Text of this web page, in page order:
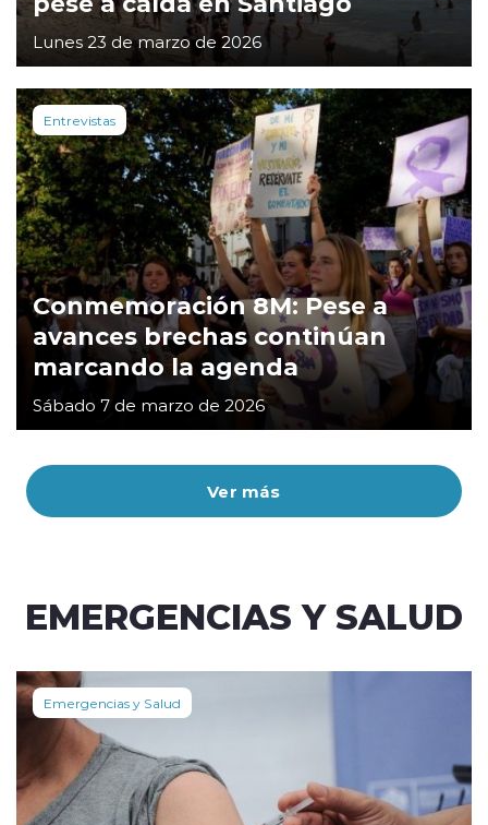
Ver más
Lunes 23 de marzo de 2026
Entrevistas
Conmemoración 8M: Pese a
avances brechas continúan
marcando la agenda
Sábado 7 de marzo de 2026
EMERGENCIAS Y SALUD
Emergencias y Salud